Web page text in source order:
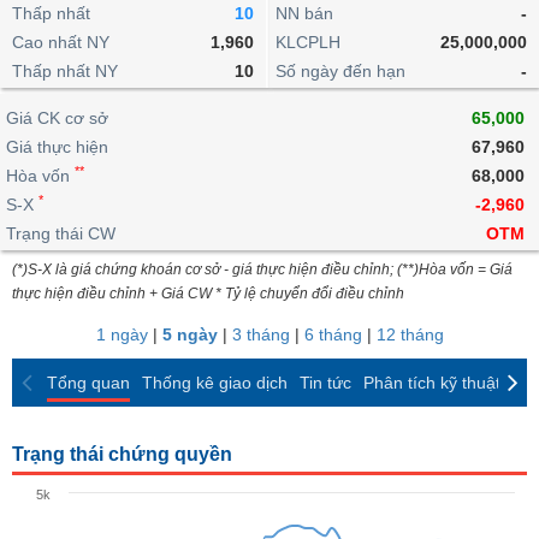
lỗ
dịch
nội
Niên
giám
Tài
liệu
cổ
Định
giá
ngoài
doanh
Top
cổ
phiếu
ngành
giao
dịch
dịch
Chứng
quyền
quan
Thống
giao
dịch
Thống
giao
dịch
Tin
tức
Phân
tích
kỹ
thuật
trực
tuyến
Bộ
lọc
cổ
So
sánh
Báo
cáo
Vĩ
mô
lai
Chứng
quyền
Trái
phiếu
IR
Awards
tạo
Dịch
vụ
Thấp nhất
10
Cao nhất NY
1,960
Thấp nhất NY
10
NN bán
-
KLCPLH
25,000,000
Số ngày đến hạn
-
Giá CK cơ sở
65,000
Giá thực hiện
67,960
Hòa vốn **
68,000
S-X *
-2,960
Trạng thái CW
OTM
(*)S-X là giá chứng khoán cơ sở - giá thực hiện điều chỉnh; (**)Hòa vốn = Giá
thực hiện điều chỉnh + Giá CW * Tỷ lệ chuyển đổi điều chỉnh
1 ngày| 5 ngày| 3 tháng | 6 tháng | 12 tháng
Tổng quan Thống kê giao dịch Tin tức Phân tích kỹ thuật
Trạng thái chứng quyền
5k
BẤT
ĐỘNG
SẢN
TÀI
CHÍNH
HÀNG
KINH